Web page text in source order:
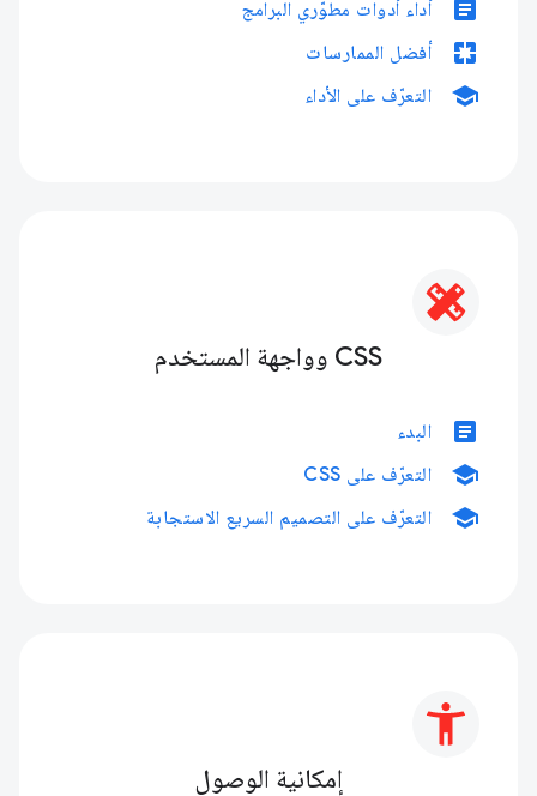
article أداء أدوات مطوّري البرامج
pages أفضل الممارسات
school التعرّف على الأداء
CSS وواجهة المستخدم
article البدء
school التعرّف على CSS
school التعرّف على التصميم السريع الاستجابة
إمكانية الوصول